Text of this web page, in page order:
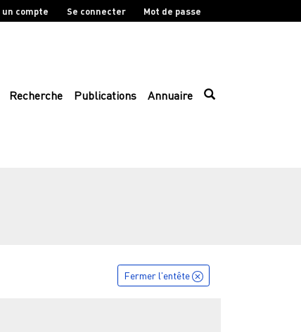
un compte Se connecter Mot de passe
Recherche Publications Annuaire
Fermer l'entête